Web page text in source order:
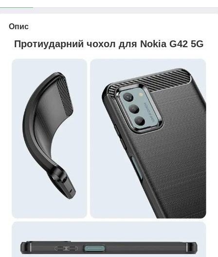
Опис
Протиударний чохол для Nokia G42 5G